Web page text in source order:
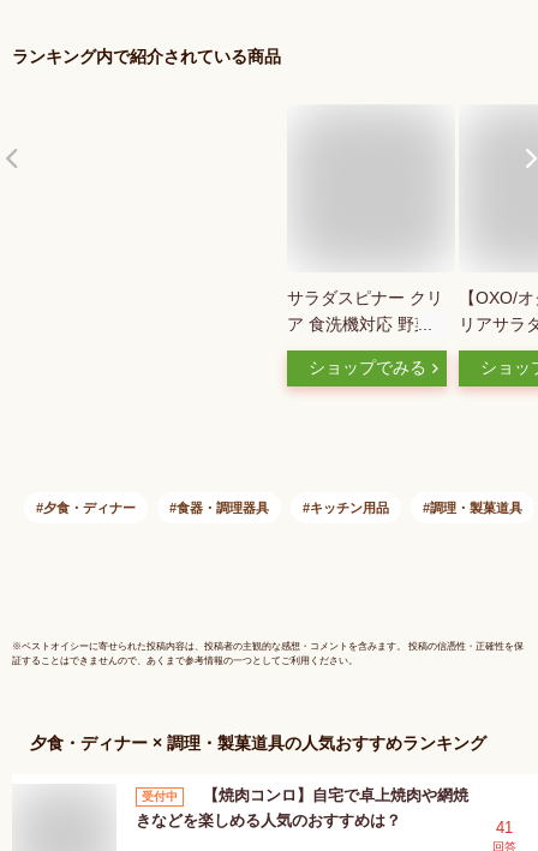
ランキング内で紹介されている商品
サラダスピナー クリ
ア 食洗機対応 野菜
水切り器 日本製 （
野菜水切りかご スピ
スチック 下ごしらえ
ショップでみる
【OXO/
リアサラ
（
り 食洗
ショッ
夕食・ディナー 食器・調理器具 キッチン用品 調理・製菓道具
※ベストオイシーに寄せられた投稿内容は、投稿者の主観的な感想・コメントを含みます。 投稿の信憑性・正確性を保
証することはできませんので、あくまで参考情報の一つとしてご利用ください。
夕食・ディナー × 調理・製菓道具の人気おすすめランキング
受付中
【焼肉コンロ】自宅で卓上焼肉や網焼
きなどを楽しめる人気のおすすめは？
41
回答